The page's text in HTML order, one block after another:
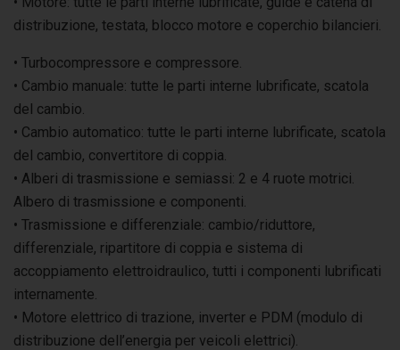
distribuzione, testata, blocco motore e coperchio bilancieri.
• Turbocompressore e compressore.
• Cambio manuale: tutte le parti interne lubrificate, scatola
del cambio.
• Cambio automatico: tutte le parti interne lubrificate, scatola
del cambio, convertitore di coppia.
• Alberi di trasmissione e semiassi: 2 e 4 ruote motrici.
Albero di trasmissione e componenti.
• Trasmissione e differenziale: cambio/riduttore,
differenziale, ripartitore di coppia e sistema di
accoppiamento elettroidraulico, tutti i componenti lubrificati
internamente.
• Motore elettrico di trazione, inverter e PDM (modulo di
distribuzione dell’energia per veicoli elettrici).